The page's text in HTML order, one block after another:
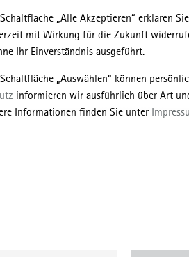
„Alle Akzeptieren“ erklären
mit Wirkung für die Zukunft
Ihr Einverständnis ausgeführt.
„Auswählen“ können
informieren wir ausführlich über Art
Informationen finden Sie unter
Forschungen zur Corona-Krise
das IRS sich mit der Frage von
Das von Institutsdirektor Oliver Ibert
geht der Frage auf den Grund, wie
Akteuren erlebt und reflektiert werden,
können. Ein besonderes Augenmerk legt
dieser Erkenntnisse jetzt hat sich
gemeldet. In „Crisis Calls“ etwa, dem
zwischen einer definitionsgemäß
In einem Interview mit Leibniz-
wissenschaftliche Expertise in Krisen am
in ihren Forschungsprojekte teils
an. Unter der Leitung von Ludger Gailing